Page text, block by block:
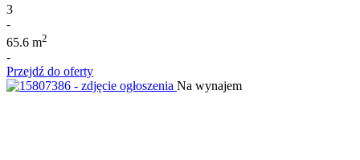
3
-
65.6 m2
-
Przejdź do oferty
Na wynajem